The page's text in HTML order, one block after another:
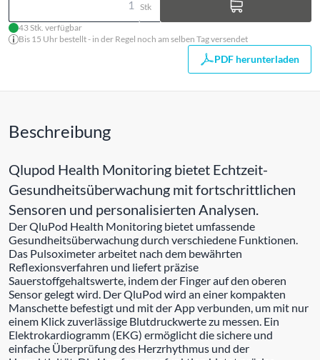
Stk
43 Stk. verfügbar
Bis 15 Uhr bestellt - in der Regel noch am selben Tag versendet
PDF herunterladen
Beschreibung
Qlupod Health Monitoring bietet Echtzeit-
Gesundheitsüberwachung mit fortschrittlichen
Sensoren und personalisierten Analysen.
Der QluPod Health Monitoring bietet umfassende
Gesundheitsüberwachung durch verschiedene Funktionen.
Das Pulsoximeter arbeitet nach dem bewährten
Reflexionsverfahren und liefert präzise
Sauerstoffgehaltswerte, indem der Finger auf den oberen
Sensor gelegt wird. Der QluPod wird an einer kompakten
Manschette befestigt und mit der App verbunden, um mit nur
einem Klick zuverlässige Blutdruckwerte zu messen. Ein
Elektrokardiogramm (EKG) ermöglicht die sichere und
einfache Überprüfung des Herzrhythmus und der